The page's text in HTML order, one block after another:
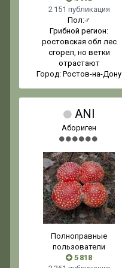
2 151 публикация
Пол:♂
Грибной регион:
ростовская обл лес
сгорел, но ветки
отрастают
Город: Ростов-на-Дону
ANI
Абориген
Полноправные
пользователи
5 818